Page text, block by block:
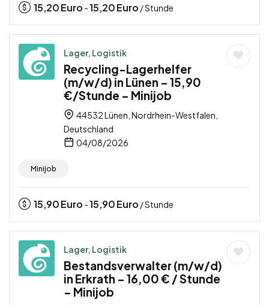
15,20Euro -15,20Euro / Stunde
Lager, Logistik
Recycling-Lagerhelfer
(m/w/d) in Lünen – 15,90
€/Stunde – Minijob
44532 Lünen, Nordrhein-Westfalen,
Deutschland
04/08/2026
Minijob
15,90Euro -15,90Euro / Stunde
Lager, Logistik
Bestandsverwalter (m/w/d)
in Erkrath – 16,00 € / Stunde
– Minijob